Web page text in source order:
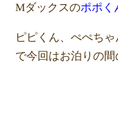
Mダックスのポポく
ピピくん、ぺぺち
で今回はお泊りの